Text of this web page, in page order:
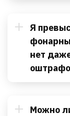
Я
нет
Можно